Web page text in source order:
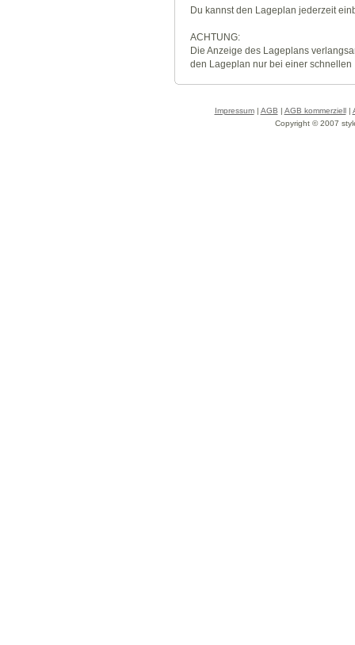
Du kannst den Lageplan jederzeit
ACHTUNG:
Die Anzeige des Lageplans
den Lageplan nur bei einer
Impressum| AGB | AGB kommerziell|
Copyright © 2007